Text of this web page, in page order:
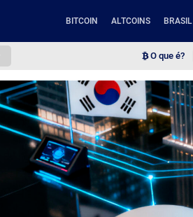
BITCOIN ALTCOINS BRASIL
O que é?